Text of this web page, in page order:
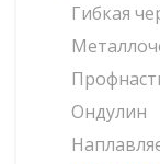
Гибкая
Ондулин